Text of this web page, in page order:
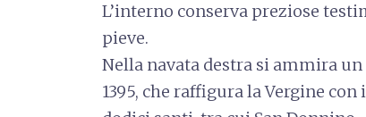
L’interno conserva preziose
pieve.
Nella navata destra si ammira
1395, che raffigura la Vergine